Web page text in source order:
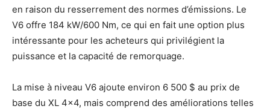
en raison du resserrement des normes d’émissions. Le
V6 offre 184 kW/600 Nm, ce qui en fait une option plus
intéressante pour les acheteurs qui privilégient la
puissance et la capacité de remorquage.
La mise à niveau V6 ajoute environ 6 500 $ au prix de
base du XL 4×4, mais comprend des améliorations telles